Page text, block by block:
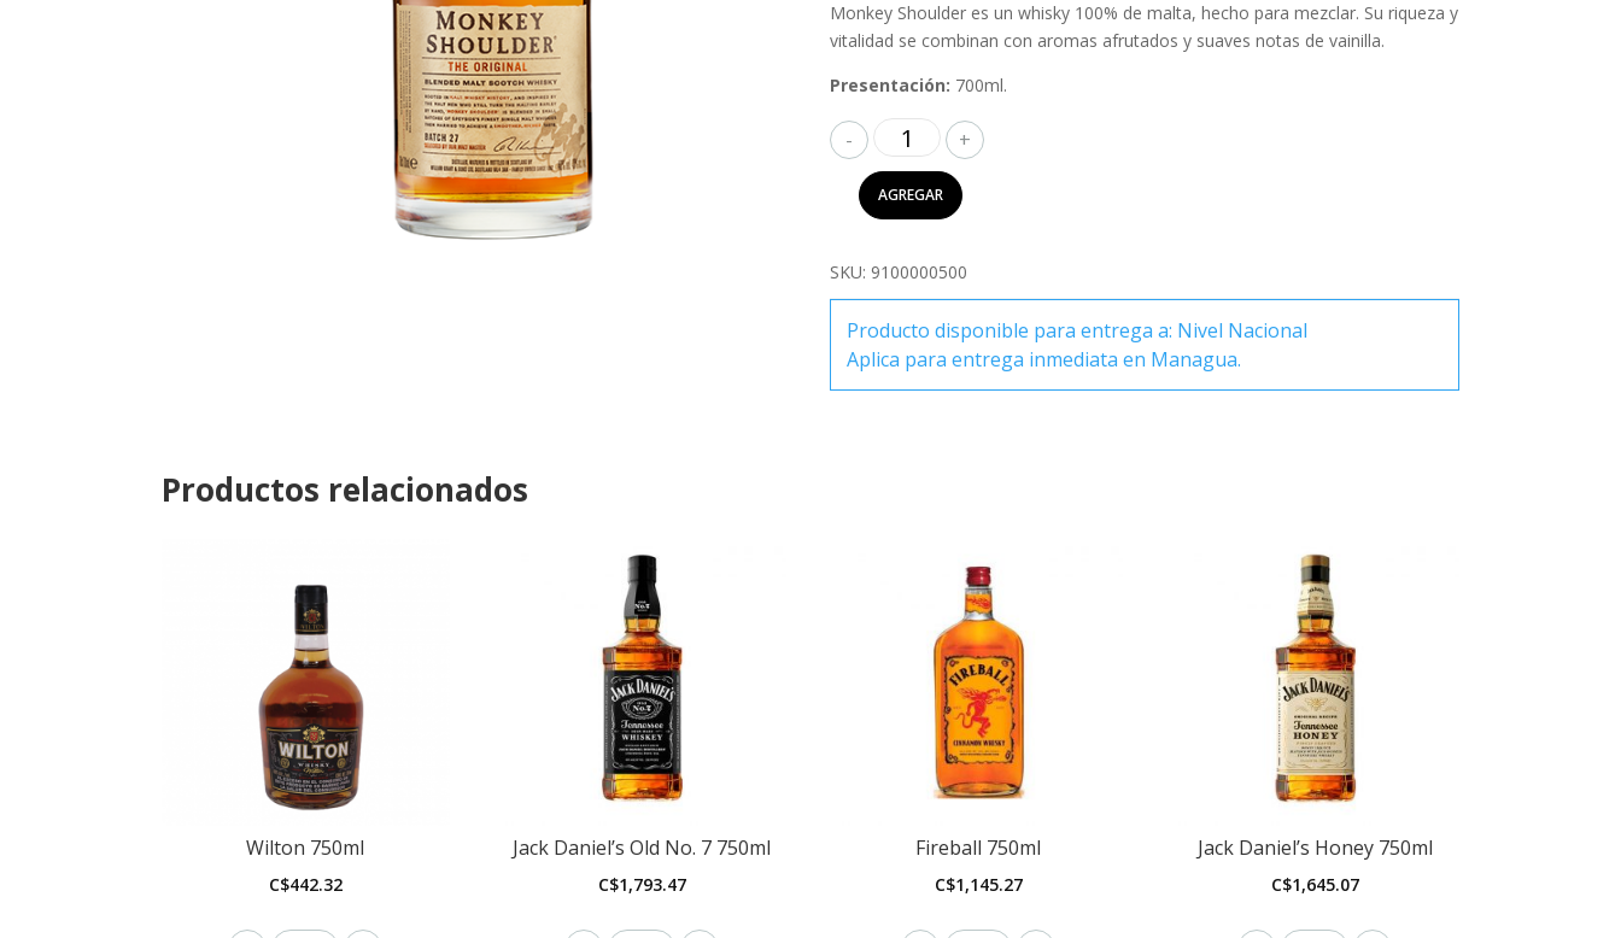
Monkey Shoulder es un whisky 100% de malta, hecho para mezclar. Su riqueza y
vitalidad se combinan con aromas afrutados y suaves notas de vainilla.
Presentación: 700ml.
Monkey
Shoulder
700ml
cantidad
AGREGAR
SKU: 9100000500
Producto disponible para entrega a: Nivel Nacional
Aplica para entrega inmediata en Managua.
Productos relacionados
Wilton 750ml
C$442.32
Jack Daniel’s Old No. 7 750ml
C$1,793.47
Fireball 750ml
C$1,145.27
Jack Daniel’s Honey 750ml
C$1,645.07